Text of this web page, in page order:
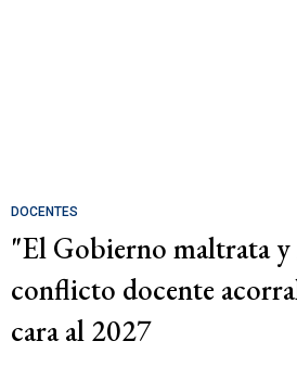
DOCENTES
"El Gobierno maltrata
conflicto docente
cara al 2027